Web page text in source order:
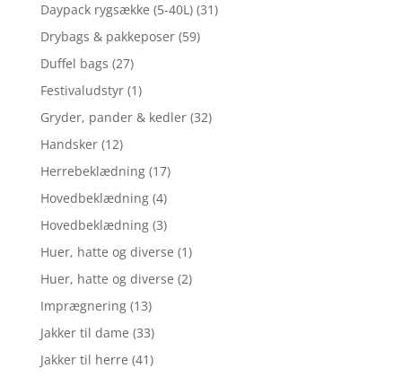
Daypack rygsække (5-40L) (31)
Drybags & pakkeposer (59)
Duffel bags (27)
Festivaludstyr (1)
Gryder, pander & kedler (32)
Handsker (12)
Herrebeklædning (17)
Hovedbeklædning (4)
Hovedbeklædning (3)
Huer, hatte og diverse (1)
Huer, hatte og diverse (2)
Imprægnering (13)
Jakker til dame (33)
Jakker til herre (41)